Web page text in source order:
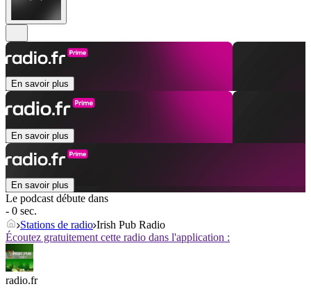
En savoir plus
En savoir plus
En savoir plus
Le podcast débute dans
- 0 sec.
Stations de radio Irish Pub Radio
Écoutez gratuitement cette radio dans l'application :
radio.fr